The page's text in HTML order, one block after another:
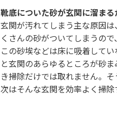
靴底についた砂が玄関に溜まる
玄関が汚れてしまう主な原因
くさんの砂がついてしまうので
この砂埃などは床に吸着して
と玄関のあらゆるところが砂
き掃除だけでは取れません。
次はそんな玄関を効率よく掃除